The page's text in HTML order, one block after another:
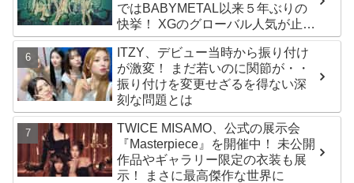
ではBABYMETAL以来５年ぶりの
快挙！ XGのグローバル人気が止ま
らない…「コーチェラ2025」にも
日本人唯一の出演
ITZY、デビュー当時から振り付け
が激変！ まだ若いのに関節が・・
振り付けを変更せざるを得ない深
刻な問題とは
TWICE MISAMO、公式の展示会
『Masterpiece』を開催中！ 未公開
作品やギャラリー限定の衣装も展
示！ まさに最高傑作な世界に